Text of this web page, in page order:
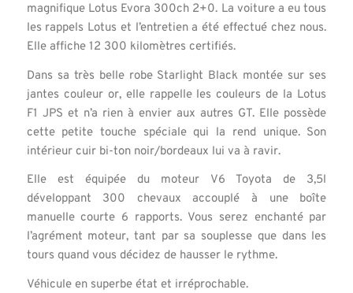
magnifique Lotus Evora 300ch 2+0. La voiture a eu tous
les rappels Lotus et l’entretien a été effectué chez nous.
Elle affiche 12 300 kilomètres certifiés.
Dans sa très belle robe Starlight Black montée sur ses
jantes couleur or, elle rappelle les couleurs de la Lotus
F1 JPS et n’a rien à envier aux autres GT. Elle possède
cette petite touche spéciale qui la rend unique. Son
intérieur cuir bi-ton noir/bordeaux lui va à ravir.
Elle est équipée du moteur V6 Toyota de 3,5l
développant 300 chevaux accouplé à une boîte
manuelle courte 6 rapports. Vous serez enchanté par
l’agrément moteur, tant par sa souplesse que dans les
tours quand vous décidez de hausser le rythme.
Véhicule en superbe état et irréprochable.